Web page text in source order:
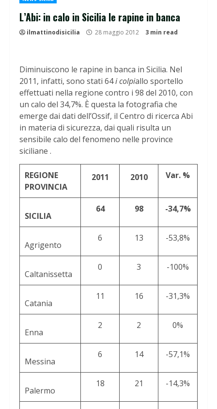
L’Abi: in calo in Sicilia le rapine in banca
ilmattinodisicilia 28 maggio 2012 3 min read
Diminuiscono le rapine in banca in Sicilia. Nel
2011, infatti, sono stati 64i colpiallo sportello
effettuati nella regione contro i 98 del 2010, con
un calo del 34,7%. È questa la fotografia che
emerge dai dati dell’Ossif, il Centro di ricerca Abi
in materia di sicurezza, dai quali risulta un
sensibile calo del fenomeno nelle province
siciliane .
REGIONE
PROVINCIA
2011 2010 Var. %
SICILIA
64 98 -34,7%
Agrigento
6 13 -53,8%
Caltanissetta
0 3 -100%
Catania
11 16 -31,3%
Enna
2 2 0%
Messina
6 14 -57,1%
Palermo
18 21 -14,3%